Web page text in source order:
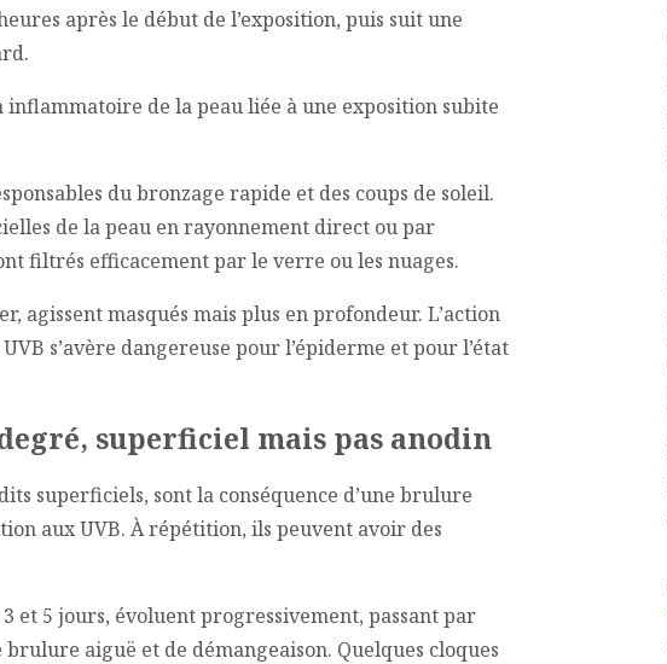
après le début de l’exposition, puis suit une
inflammatoire de la peau liée à une exposition subite
du bronzage rapide et des coups de soleil.
de la peau en rayonnement direct ou par
filtrés efficacement par le verre ou les nuages.
agissent masqués mais plus en profondeur. L’action
s’avère dangereuse pour l’épiderme et pour l’état
superficiel mais pas anodin
superficiels, sont la conséquence d’une brulure
aux UVB. À répétition, ils peuvent avoir des
et 5 jours, évoluent progressivement, passant par
aiguë et de démangeaison. Quelques cloques